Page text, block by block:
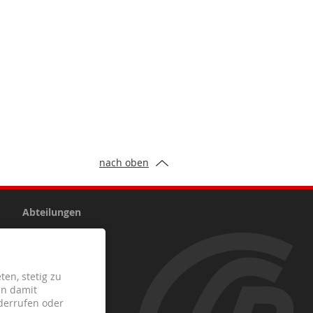
nach oben
Abteilungen
Leichtathletik
Schach
stetig zu
damit
oder